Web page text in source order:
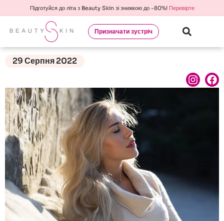
Підготуйся до літа з Beauty Skin зі знижкою до -80%! Перевірте
Призначати зустріч
29 Серпня 2022